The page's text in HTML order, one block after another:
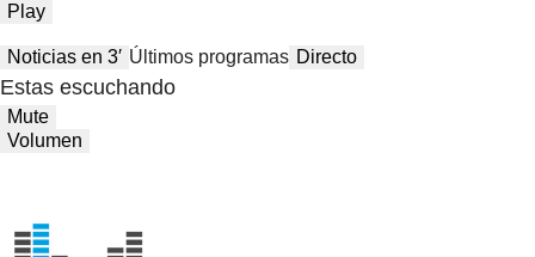
Play
Noticias en 3′ Últimos programas Directo
Estas escuchando
Mute
Volumen